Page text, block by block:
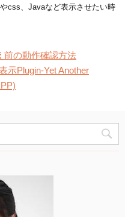
css、Javaなど表示させたい時
前の動作確認方法
示Plugin-Yet Another